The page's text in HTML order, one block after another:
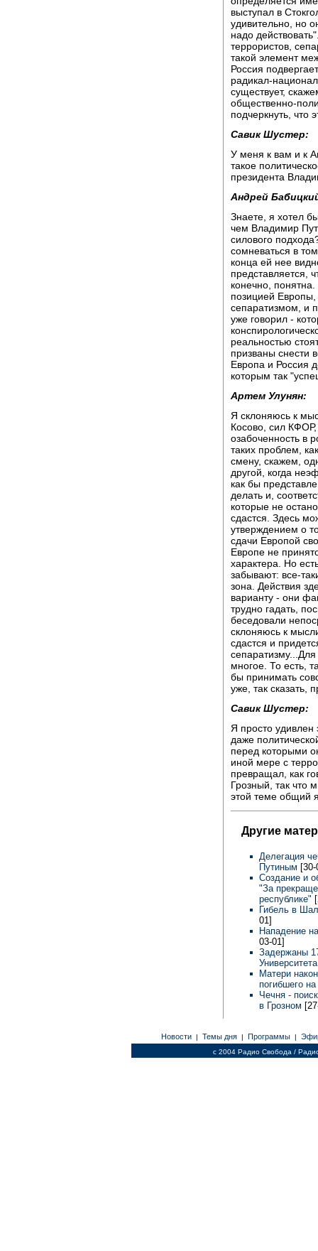
выступал в
удивительно, но
надо
террористов,
такой элемент
Россия
радикал-
существует,
общественно-
подчеркнуть, что
Савик Шустер:
У меня к вам и к
такое
президента
Андрей
Знаете, я хотел
чем Владимир
силового
сомневаться в
конца ей нее
представляется,
конечно,
позицией Европы,
сепаратизмом, и
уже говорил -
реальностью
призваны снести
Европа и Россия
которым так
Артем Улунян:
Я склоняюсь к
Косово, сил
озабоченность в
таких проблем,
смену, скажем,
другой, когда
как бы
делать и,
которые не
сдастся. Здесь
утверждением о
сдачи Европой
Европе не
характера. Но
забывают: все-
зона. Действия
варианту - они
трудно гадать,
беседовали
склоняюсь к
сдастся и
сепаратизму...Для
многое. То есть,
бы принимать
уже, так сказать,
Савик Шустер:
Я просто
даже
перед которыми
иной мере с
превращал, как
Грозный, так что
этой теме общий
Другие
Делегация
Путиным
Создание и
"За
республике"
Гибель в
01]
Нападение
03-01]
Задержаны
Матери
погибшего
Чечня -
в Грозном
Новости | Темы дня | Программы |
c 2004 Радио Свобода /